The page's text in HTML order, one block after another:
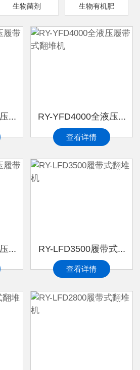
生物菌剂 生物有机肥
... RY-YFD4000全液压...
查看详情
... RY-LFD3500履带式...
查看详情